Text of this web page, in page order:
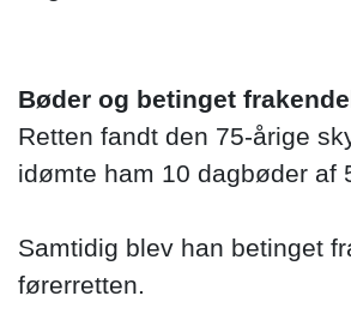
Bøder og betinget
Retten fandt den 75-årige
idømte ham 10 dagbøder af
Samtidig blev han betinget
førerretten.